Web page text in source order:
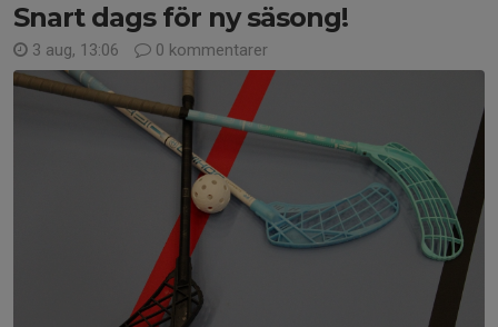
Snart dags för ny säsong!
3 aug, 13:06 0 kommentarer